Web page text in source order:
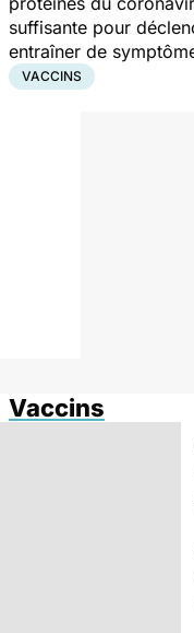
suffisante pour
entraîner de
VACCINS
Vaccins